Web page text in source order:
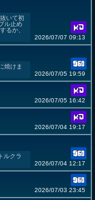
いて初
ル止め
るか、
2026/07/07 09:13
焼けま
2026/07/05 19:59
2026/07/05 16:42
2026/07/04 19:17
ルクラ
2026/07/04 12:17
2026/07/03 23:45